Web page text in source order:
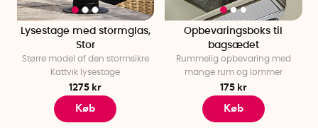
Lysestage med stormglas,
Stor
Større model af den stormsikre
Kattvik lysestage
1275 kr
Køb
Opbevaringsboks til
bagsædet
Rummelig opbevaring med
mange rum og lommer
175 kr
Køb